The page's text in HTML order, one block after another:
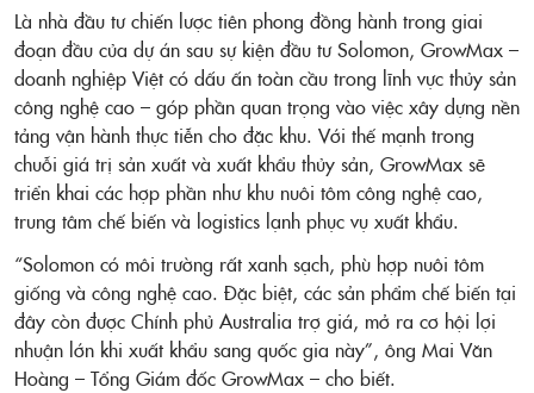
Là nhà đầu tư chiến lược tiên phong đồng hành trong giai
đoạn đầu của dự án sau sự kiện đầu tư Solomon, GrowMax –
doanh nghiệp Việt có dấu ấn toàn cầu trong lĩnh vực thủy sản
công nghệ cao – góp phần quan trọng vào việc xây dựng nền
tảng vận hành thực tiễn cho đặc khu. Với thế mạnh trong
chuỗi giá trị sản xuất và xuất khẩu thủy sản, GrowMax sẽ
triển khai các hợp phần như khu nuôi tôm công nghệ cao,
trung tâm chế biến và logistics lạnh phục vụ xuất khẩu.
“Solomon có môi trường rất xanh sạch, phù hợp nuôi tôm
giống và công nghệ cao. Đặc biệt, các sản phẩm chế biến tại
đây còn được Chính phủ Australia trợ giá, mở ra cơ hội lợi
nhuận lớn khi xuất khẩu sang quốc gia này”, ông Mai Văn
Hoàng – Tổng Giám đốc GrowMax – cho biết.